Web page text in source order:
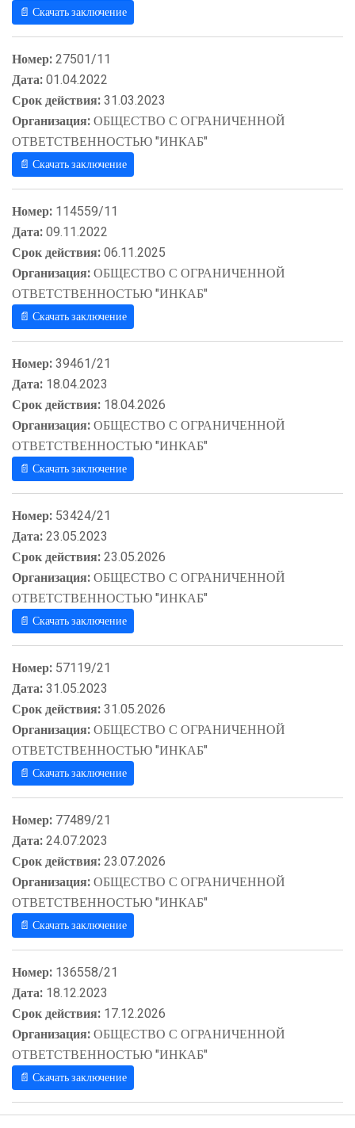
📄 Скачать заключение
Номер:27501/11
Дата:01.04.2022
Срок действия:31.03.2023
Организация:ОБЩЕСТВО С ОГРАНИЧЕННОЙ
ОТВЕТСТВЕННОСТЬЮ "ИНКАБ"
📄 Скачать заключение
Номер: 114559/11
Дата:09.11.2022
Срок действия:06.11.2025
Организация:ОБЩЕСТВО С ОГРАНИЧЕННОЙ
ОТВЕТСТВЕННОСТЬЮ "ИНКАБ"
📄 Скачать заключение
Номер:39461/21
Дата: 18.04.2023
Срок действия: 18.04.2026
Организация:ОБЩЕСТВО С ОГРАНИЧЕННОЙ
ОТВЕТСТВЕННОСТЬЮ "ИНКАБ"
📄 Скачать заключение
Номер: 53424/21
Дата:23.05.2023
Срок действия:23.05.2026
Организация:ОБЩЕСТВО С ОГРАНИЧЕННОЙ
ОТВЕТСТВЕННОСТЬЮ "ИНКАБ"
📄 Скачать заключение
Номер: 57119/21
Дата:31.05.2023
Срок действия:31.05.2026
Организация:ОБЩЕСТВО С ОГРАНИЧЕННОЙ
ОТВЕТСТВЕННОСТЬЮ "ИНКАБ"
📄 Скачать заключение
Номер: 77489/21
Дата:24.07.2023
Срок действия:23.07.2026
Организация:ОБЩЕСТВО С ОГРАНИЧЕННОЙ
ОТВЕТСТВЕННОСТЬЮ "ИНКАБ"
📄 Скачать заключение
Номер: 136558/21
Дата: 18.12.2023
Срок действия: 17.12.2026
Организация:ОБЩЕСТВО С ОГРАНИЧЕННОЙ
ОТВЕТСТВЕННОСТЬЮ "ИНКАБ"
📄 Скачать заключение